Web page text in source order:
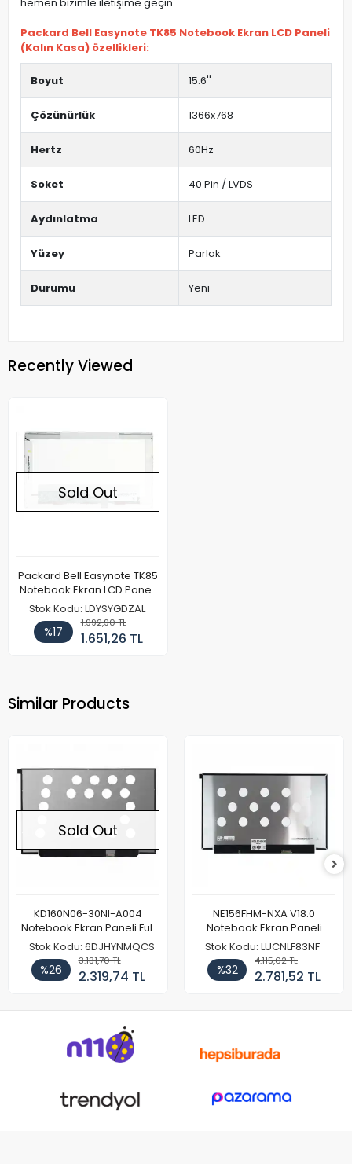
Packard Bell Easynote TK85 Notebook Ekran LCD Paneli
(Kalın Kasa) özellikleri:
Boyut 15.6''
Çözünürlük 1366x768
Hertz 60Hz
Soket 40 Pin / LVDS
Aydınlatma LED
Yüzey Parlak
Durumu Yeni
Recently Viewed
Sold Out
Packard Bell Easynote TK85
Notebook Ekran LCD Paneli
(Kalın Kasa)
Stok Kodu: LDYSYGDZAL
%17
1.992,90 TL
1.651,26 TL
Similar Products
Sold Out
KD160N06-30NI-A004
Notebook Ekran Paneli Full
HD
Stok Kodu: 6DJHYNMQCS
%26
3.131,70 TL
2.319,74 TL
NE156FHM-NXA V18.0
Notebook Ekran Paneli
144Hz
Stok Kodu: LUCNLF83NF
%32
4.115,62 TL
2.781,52 TL